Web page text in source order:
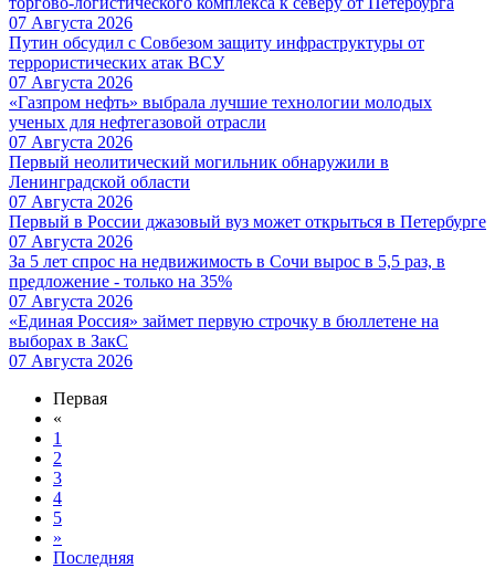
07 Августа 2026
Путин обсудил с Совбезом защиту инфраструктуры от
террористических атак ВСУ
07 Августа 2026
«Газпром нефть» выбрала лучшие технологии молодых
ученых для нефтегазовой отрасли
07 Августа 2026
Первый неолитический могильник обнаружили в
Ленинградской области
07 Августа 2026
Первый в России джазовый вуз может открыться в Петербурге
07 Августа 2026
За 5 лет спрос на недвижимость в Сочи вырос в 5,5 раз, в
предложение - только на 35%
07 Августа 2026
«Единая Россия» займет первую строчку в бюллетене на
выборах в ЗакС
07 Августа 2026
Первая
«
1
2
3
4
5
»
Последняя